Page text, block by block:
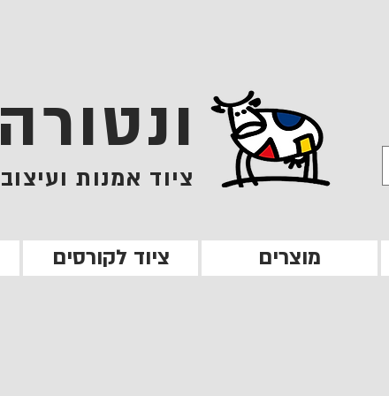
ונטורה
ציוד אמנות ועיצוב
מוצרים ציוד לקורסים